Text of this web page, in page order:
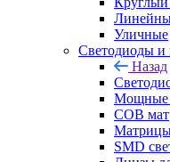
Уличные
Светодиоды и
Назад
Мощные
COB
SMD